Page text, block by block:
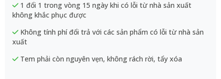
1 đổi 1 trong vòng 15 ngày khi có lỗi từ nhà sản xuất
không khắc phục được
Không tính phí đổi trả với các sản phẩm có lỗi từ nhà sản
xuất
Tem phải còn nguyên vẹn, không rách rời, tẩy xóa